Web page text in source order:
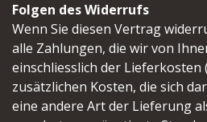
Folgen des Widerrufs
Wenn Sie diesen Vertrag
alle Zahlungen, die wir von
einschliesslich der Lieferkosten
zusätzlichen Kosten, die sich
eine andere Art der Lieferung